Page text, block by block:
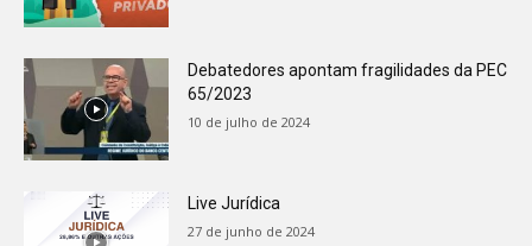
Debatedores apontam fragilidades da PEC
65/2023
10 de julho de 2024
Live Jurídica
27 de junho de 2024